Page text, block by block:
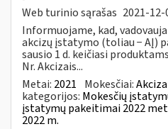
Web turinio sąrašas 2021-12-
Informuojame, kad,
akcizų įstatymo (toliau − AĮ)
sausio 1 d. keičiasi
Nr. Akcizais...
Metai: 2021 Mokesčiai:
kategorijos: Mokesčių
įstatymų pakeitimai 2022
2022 m.